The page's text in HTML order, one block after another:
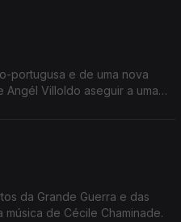
portugusa e de uma nova
Villoldo aseguir a uma
da Grande Guerra e das
de Cécile Chaminade.